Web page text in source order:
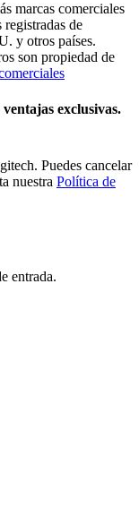
marcas comerciales
de
y otros países.
son propiedad de
exclusivas.
Puedes cancelar
nuestra Política de
entrada.